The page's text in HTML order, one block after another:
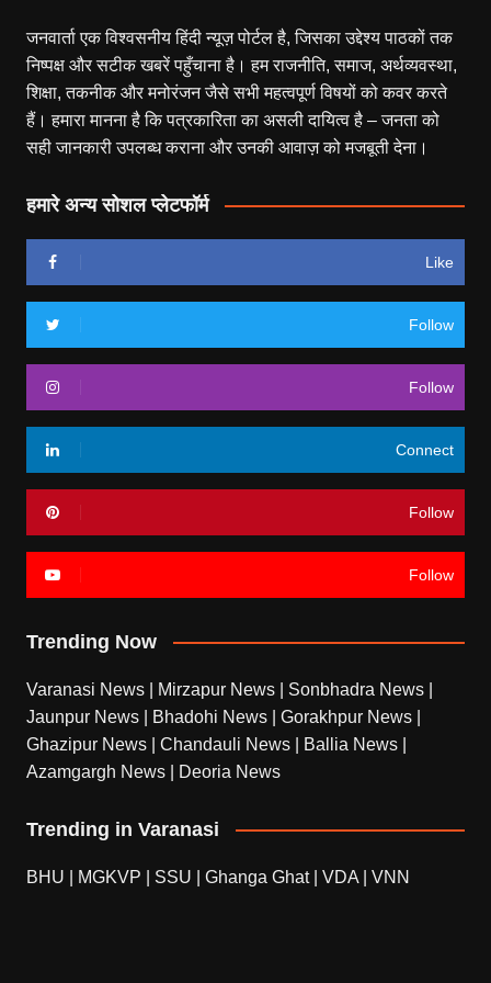
जनवार्ता एक विश्वसनीय हिंदी न्यूज़ पोर्टल है, जिसका उद्देश्य पाठकों तक
निष्पक्ष और सटीक खबरें पहुँचाना है। हम राजनीति, समाज, अर्थव्यवस्था,
शिक्षा, तकनीक और मनोरंजन जैसे सभी महत्वपूर्ण विषयों को कवर करते
हैं। हमारा मानना है कि पत्रकारिता का असली दायित्व है – जनता को
सही जानकारी उपलब्ध कराना और उनकी आवाज़ को मजबूती देना।
हमारे अन्य सोशल प्लेटफॉर्म
Like
Follow
Follow
Connect
Follow
Follow
Trending Now
Varanasi News Mirzapur News Sonbhadra News
Jaunpur News
Bhadohi News Gorakhpur News
Ghazipur News
Chandauli News Ballia News
Azamgargh News
Deoria News
Trending in Varanasi
BHU MGKVP SSU Ghanga Ghat| VDA VNN